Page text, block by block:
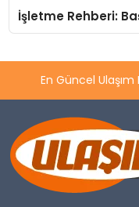
İşletme Rehberi:
En Güncel